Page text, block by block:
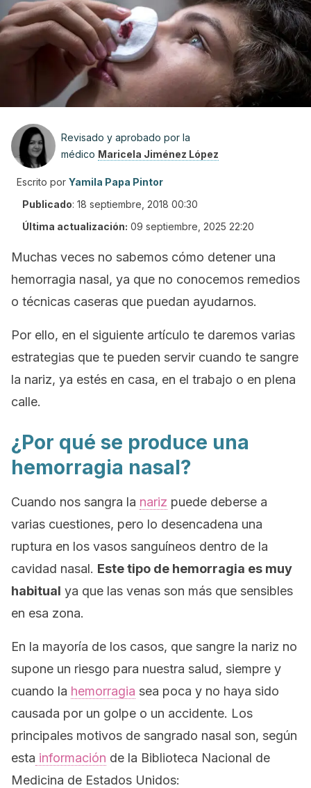
Revisado y aprobado por la
médico Maricela Jiménez López
Escrito por Yamila Papa Pintor
Publicado: 18 septiembre, 2018 00:30
Última actualización: 09 septiembre, 2025 22:20
Muchas veces no sabemos cómo detener una
hemorragia nasal, ya que no conocemos remedios
o técnicas caseras que puedan ayudarnos.
Por ello, en el siguiente artículo te daremos varias
estrategias que te pueden servir cuando te sangre
la nariz, ya estés en casa, en el trabajo o en plena
calle.
¿Por qué se produce una
hemorragia nasal?
Cuando nos sangra la nariz puede deberse a
varias cuestiones, pero lo desencadena una
ruptura en los vasos sanguíneos dentro de la
cavidad nasal. Este tipo de hemorragia es muy
habitual ya que las venas son más que sensibles
en esa zona.
En la mayoría de los casos, que sangre la nariz no
supone un riesgo para nuestra salud, siempre y
cuando la hemorragia sea poca y no haya sido
causada por un golpe o un accidente. Los
principales motivos de sangrado nasal son, según
esta información de la Biblioteca Nacional de
Medicina de Estados Unidos: